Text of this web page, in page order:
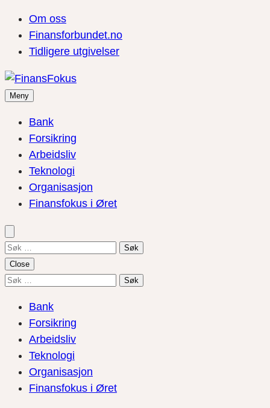
Om oss
Finansforbundet.no
Tidligere utgivelser
Meny
Bank
Forsikring
Arbeidsliv
Teknologi
Organisasjon
Finansfokus i Øret
Søk
etter:
Close
Søk
Bank
Forsikring
Arbeidsliv
Teknologi
Organisasjon
Finansfokus i Øret